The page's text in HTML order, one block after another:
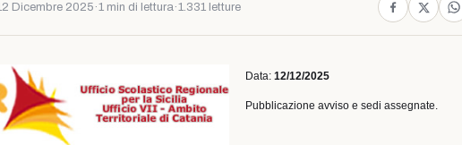
Dicembre 2025 ·1 min di lettura·1.331 letture
Data: 12/12/2025
Pubblicazione avviso e sedi assegnate.